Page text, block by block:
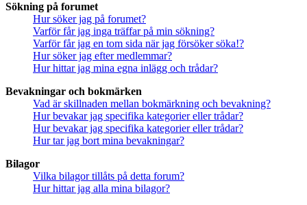
Sökning på forumet
Hur söker jag på forumet?
Varför får jag inga träffar på min sökning?
Varför får jag en tom sida när jag försöker söka!?
Hur söker jag efter medlemmar?
Hur hittar jag mina egna inlägg och trådar?
Bevakningar och bokmärken
Vad är skillnaden mellan bokmärkning och bevakning?
Hur bevakar jag specifika kategorier eller trådar?
Hur bevakar jag specifika kategorier eller trådar?
Hur tar jag bort mina bevakningar?
Bilagor
Vilka bilagor tillåts på detta forum?
Hur hittar jag alla mina bilagor?